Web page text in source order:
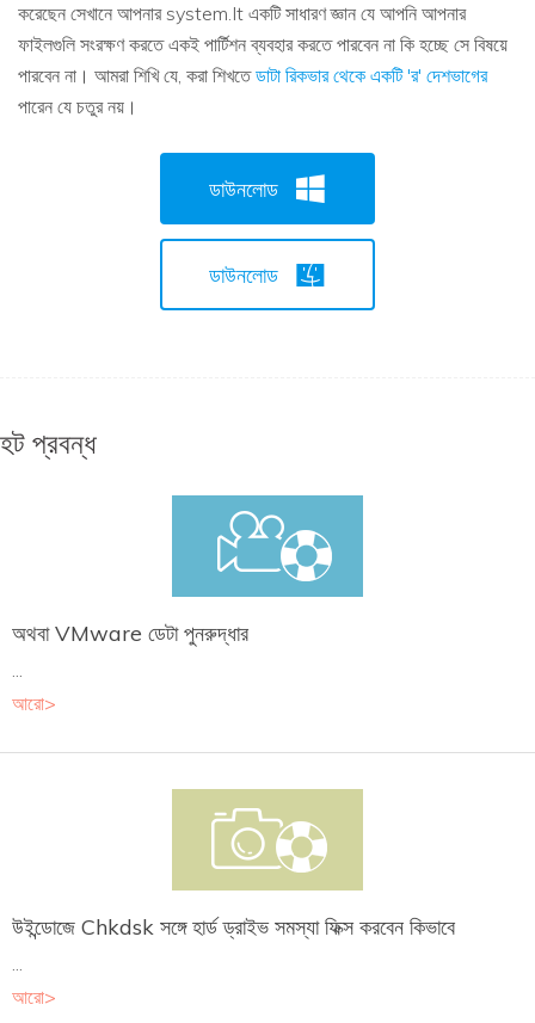
করেছেন সেখানে আপনার system.It একটি সাধারণ জ্ঞান যে আপনি আপনার
ফাইলগুলি সংরক্ষণ করতে একই পার্টিশন ব্যবহার করতে পারবেন না কি হচ্ছে সে বিষয়ে
পারবেন না। আমরা শিখি যে, করা শিখতেডাটা রিকভার থেকে একটি 'র' দেশভাগের
পারেন যে চতুর নয়।
ডাউনলোড
ডাউনলোড
হট প্রবন্ধ
অথবা VMware ডেটা পুনরুদ্ধার
...
আরো>
উইন্ডোজে Chkdsk সঙ্গে হার্ড ড্রাইভ সমস্যা ফিক্স করবেন কিভাবে
...
আরো>